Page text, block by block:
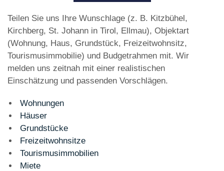
Teilen Sie uns Ihre Wunschlage (z. B. Kitzbühel,
Kirchberg, St. Johann in Tirol, Ellmau), Objektart
(Wohnung, Haus, Grundstück, Freizeitwohnsitz,
Tourismusimmobilie) und Budgetrahmen mit. Wir
melden uns zeitnah mit einer realistischen
Einschätzung und passenden Vorschlägen.
Wohnungen
Häuser
Grundstücke
Freizeitwohnsitze
Tourismusimmobilien
Miete